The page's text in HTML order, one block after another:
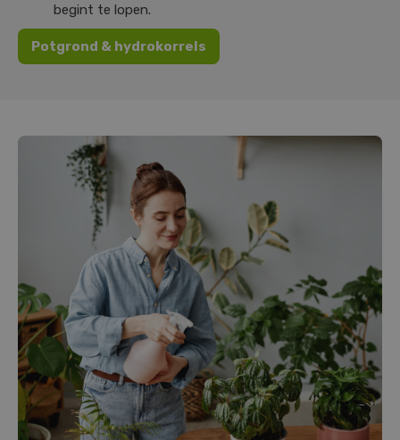
begint te lopen.
Potgrond & hydrokorrels